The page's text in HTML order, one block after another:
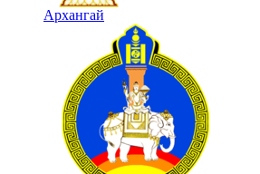
Архангай